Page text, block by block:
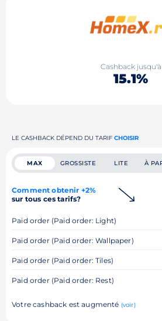
Cashback jusqu'à
15.1%
LE CASHBACK DÉPEND DU TARIF CHOISIR
MAX GROSSISTE LITE À
Comment obtenir +2%
sur tous ces tarifs?
Paid order (Paid order: Light)
Paid order (Paid order: Wallpaper)
Paid order (Paid order: Tiles)
Paid order (Paid order: Rest)
Votre cashback est augmenté (voir)